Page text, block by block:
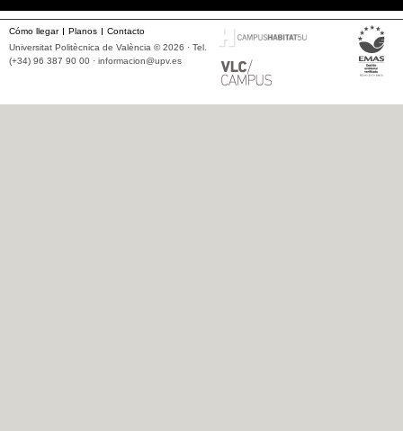
Cómo llegar Planos
Contacto
Universitat Politècnica de València © 2026 · Tel.
(+34) 96 387 90 00 · informacion@upv.es